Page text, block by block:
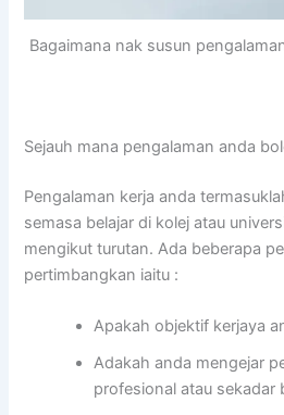
Bagaimana nak susun
Sejauh mana pengalaman anda
Pengalaman kerja anda
semasa belajar di kolej atau
mengikut turutan. Ada beberapa
pertimbangkan iaitu :
Apakah objektif kerjaya
Adakah anda mengejar
profesional atau sekadar